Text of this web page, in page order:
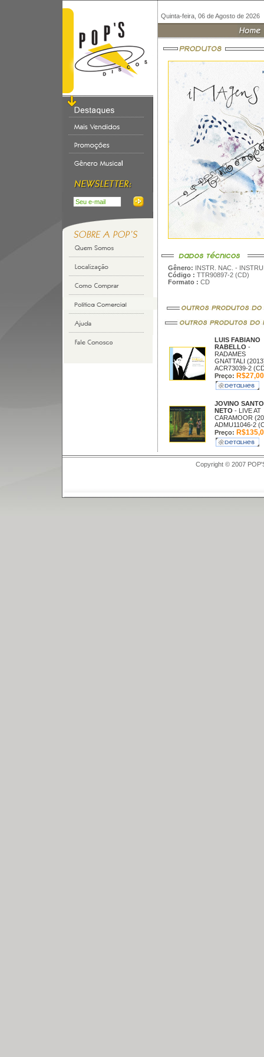
Quinta-feira, 06 de Agosto de 2026
Gênero: INSTR. NAC. -
Código : TTR90897-2 (CD)
Formato : CD
LUIS FABIANO
RABELLO -
RADAMES
GNATTALI
ACR73039-2
Preço: R$27,00
JOVINO
NETO - LIVE AT
CARAMOOR
ADMU11046-2
Preço:
Copyright © 2007